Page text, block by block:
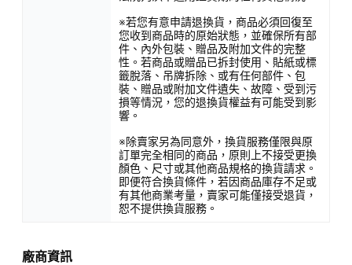
※若您有意申請退換貨，商品必須回復至
您收到商品時的原始狀態，並確保所有部
件、內外包裝、贈品及附加文件的完整
性。若商品或贈品已拆封使用、貼紙或標
籤脫落、吊牌拆除、或有任何部件、包
裝、贈品或附加文件遺失、故障、受到污
損等情況，您的退換貨權益有可能受到影
響。
※除賣家另為同意外，換貨服務僅限與原
訂單完全相同的商品，原則上不接受更換
顏色、尺寸或其他商品規格的換貨請求。
即便符合換貨條件，若因商品庫存不足或
有其他商業考量，賣家可能僅接受退貨，
恕不提供換貨服務。
廠商資訊